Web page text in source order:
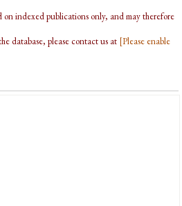
on indexed publications only, and may therefore
database, please contact us at [Please enable